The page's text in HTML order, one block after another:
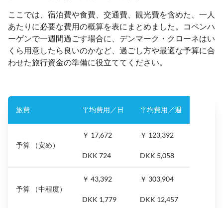
ここでは、宿泊費や食費、交通費、観光費を含めた、一人
あたりに必要な費用の概算を表にまとめました。コペンハ
ーゲンで一週間過ごす場合に、デンマーク・クローネはい
くら用意したら良いのかなど、過ごし方や最適な予算に合
わせた旅行資金の準備に役立ててください。
旅費 平均費用／日 平均費用／週
予算 （安め）
￥ 17,672
DKK 724
￥ 123,392
DKK 5,058
予算 （中程度）
￥ 43,392
DKK 1,779
￥ 303,904
DKK 12,457